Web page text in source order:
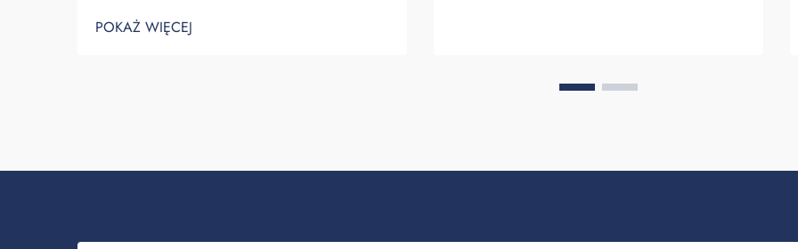
on wyróżnić się spośród konkurencji.
POKAŻ WIĘCEJ